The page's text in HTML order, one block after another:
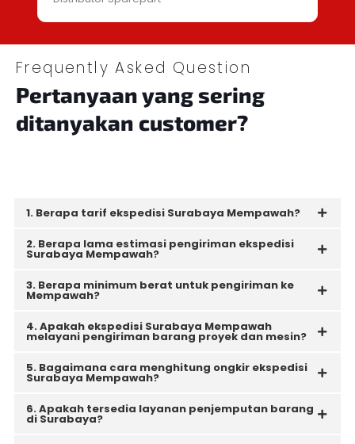
Frequently Asked Question
Pertanyaan yang sering
ditanyakan customer?
1. Berapa tarif ekspedisi Surabaya Mempawah?
2. Berapa lama estimasi pengiriman ekspedisi
Surabaya Mempawah?
3. Berapa minimum berat untuk pengiriman ke
Mempawah?
4. Apakah ekspedisi Surabaya Mempawah
melayani pengiriman barang proyek dan mesin?
5. Bagaimana cara menghitung ongkir ekspedisi
Surabaya Mempawah?
6. Apakah tersedia layanan penjemputan barang
di Surabaya?